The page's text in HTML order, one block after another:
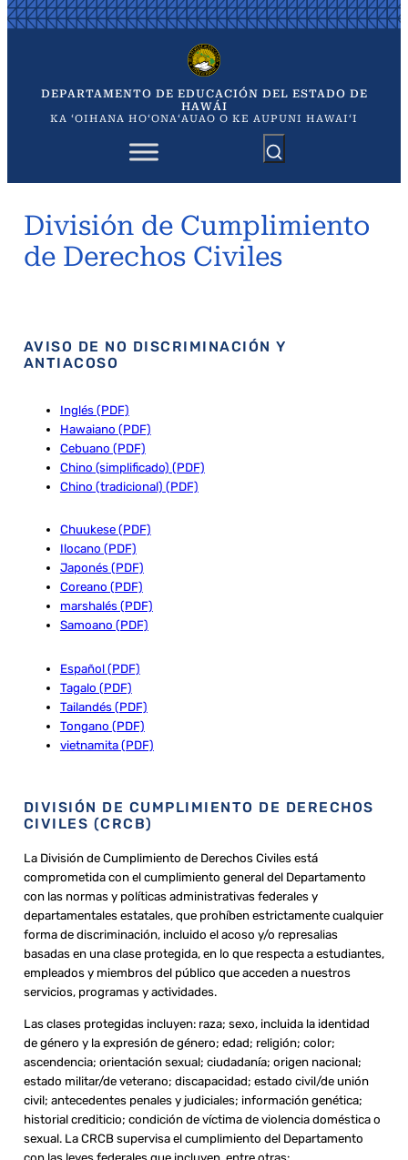
Saltar
al
DEPARTAMENTO DE EDUCACIÓN DEL ESTADO DE
HAWÁI
KA ʻOIHANA HOʻONAʻAUAO O KE AUPUNI HAWAIʻI
División de Cumplimiento
de Derechos Civiles
AVISO DE NO DISCRIMINACIÓN Y
ANTIACOSO
Inglés (PDF)
Hawaiano (PDF)
Cebuano (PDF)
Chino (simplificado) (PDF)
Chino (tradicional) (PDF)
Chuukese (PDF)
Ilocano (PDF)
Japonés (PDF)
Coreano (PDF)
marshalés (PDF)
Samoano (PDF)
Español (PDF)
Tagalo (PDF)
Tailandés (PDF)
Tongano (PDF)
vietnamita (PDF)
DIVISIÓN DE CUMPLIMIENTO DE DERECHOS
CIVILES (CRCB)
La División de Cumplimiento de Derechos Civiles está
comprometida con el cumplimiento general del Departamento
con las normas y políticas administrativas federales y
departamentales estatales, que prohíben estrictamente cualquier
forma de discriminación, incluido el acoso y/o represalias
basadas en una clase protegida, en lo que respecta a estudiantes,
empleados y miembros del público que acceden a nuestros
servicios, programas y actividades.
Las clases protegidas incluyen: raza; sexo, incluida la identidad
de género y la expresión de género; edad; religión; color;
ascendencia; orientación sexual; ciudadanía; origen nacional;
estado militar/de veterano; discapacidad; estado civil/de unión
civil; antecedentes penales y judiciales; información genética;
historial crediticio; condición de víctima de violencia doméstica o
sexual. La CRCB supervisa el cumplimiento del Departamento